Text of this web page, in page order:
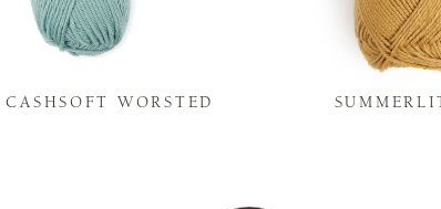
CASHSOFT WORSTED